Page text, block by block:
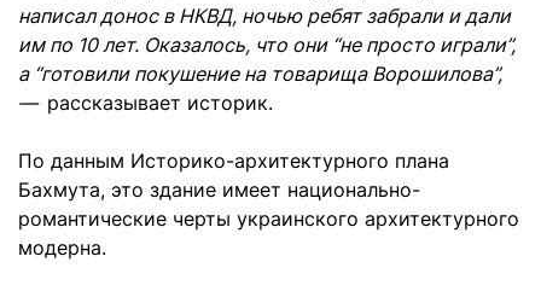
написал донос в НКВД, ночью ребят забрали и дали
им по 10 лет. Оказалось, что они “не просто играли”,
а “готовили покушение на товарища Ворошилова”,
— рассказывает историк.
По данным Историко-архитектурного плана
Бахмута, это здание имеет национально-
романтические черты украинского архитектурного
модерна.